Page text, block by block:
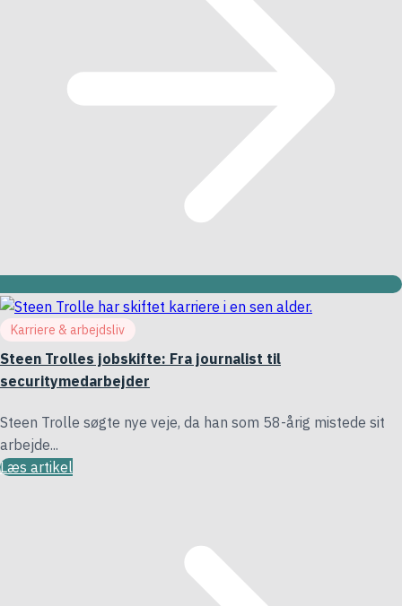
Karriere & arbejdsliv
Steen Trolles jobskifte: Fra journalist til
securitymedarbejder
Steen Trolle søgte nye veje, da han som 58-årig mistede sit
arbejde...
Læs artikel